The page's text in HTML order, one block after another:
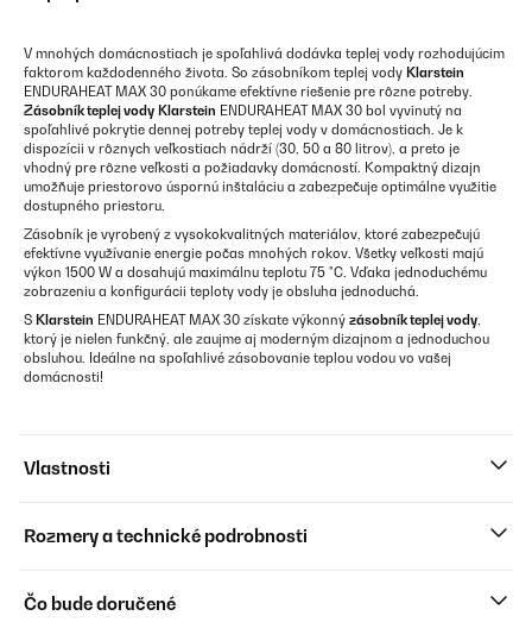
V mnohých domácnostiach je spoľahlivá dodávka teplej vody rozhodujúcim
faktorom každodenného života. So zásobníkom teplej vody Klarstein
ENDURAHEAT MAX 30 ponúkame efektívne riešenie pre rôzne potreby.
Zásobník teplej vody Klarstein ENDURAHEAT MAX 30 bol vyvinutý na
spoľahlivé pokrytie dennej potreby teplej vody v domácnostiach. Je k
dispozícii v rôznych veľkostiach nádrží (30, 50 a 80 litrov), a preto je
vhodný pre rôzne veľkosti a požiadavky domácností. Kompaktný dizajn
umožňuje priestorovo úspornú inštaláciu a zabezpečuje optimálne využitie
dostupného priestoru.
Zásobník je vyrobený z vysokokvalitných materiálov, ktoré zabezpečujú
efektívne využívanie energie počas mnohých rokov. Všetky veľkosti majú
výkon 1500 W a dosahujú maximálnu teplotu 75 °C. Vďaka jednoduchému
zobrazeniu a konfigurácii teploty vody je obsluha jednoduchá.
S Klarstein ENDURAHEAT MAX 30 získate výkonný zásobník teplej vody,
ktorý je nielen funkčný, ale zaujme aj moderným dizajnom a jednoduchou
obsluhou. Ideálne na spoľahlivé zásobovanie teplou vodou vo vašej
domácnosti!
Vlastnosti
Rozmery a technické podrobnosti
Čo bude doručené